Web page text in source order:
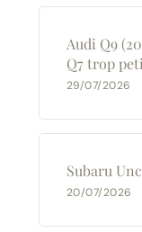
Audi Q9
Q7 trop
29/07/2026
Subaru
20/07/2026